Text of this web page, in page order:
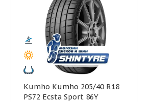
Kumho Kumho 205/40 R18
PS72 Ecsta Sport 86Y